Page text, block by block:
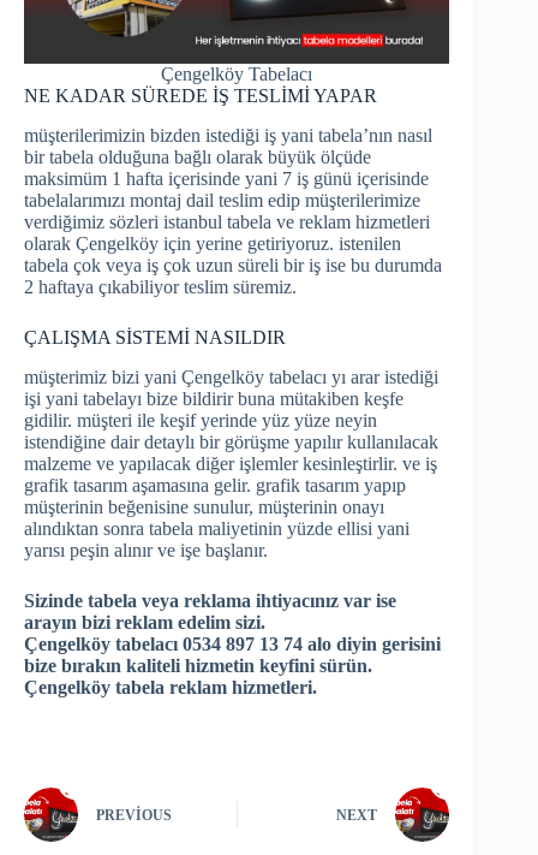
Çengelköy Tabelacı
NE KADAR SÜREDE İŞ TESLİMİ YAPAR
müşterilerimizin bizden istediği iş yani tabela’nın nasıl
bir tabela olduğuna bağlı olarak büyük ölçüde
maksimüm 1 hafta içerisinde yani 7 iş günü içerisinde
tabelalarımızı montaj dail teslim edip müşterilerimize
verdiğimiz sözleri istanbul tabela ve reklam hizmetleri
olarak Çengelköy için yerine getiriyoruz. istenilen
tabela çok veya iş çok uzun süreli bir iş ise bu durumda
2 haftaya çıkabiliyor teslim süremiz.
ÇALIŞMA SİSTEMİ NASILDIR
müşterimiz bizi yani Çengelköy tabelacı yı arar istediği
işi yani tabelayı bize bildirir buna mütakiben keşfe
gidilir. müşteri ile keşif yerinde yüz yüze neyin
istendiğine dair detaylı bir görüşme yapılır kullanılacak
malzeme ve yapılacak diğer işlemler kesinleştirlir. ve iş
grafik tasarım aşamasına gelir. grafik tasarım yapıp
müşterinin beğenisine sunulur, müşterinin onayı
alındıktan sonra tabela maliyetinin yüzde ellisi yani
yarısı peşin alınır ve işe başlanır.
Sizinde tabela veya reklama ihtiyacınız var ise
arayın bizi reklam edelim sizi.
Çengelköy tabelacı 0534 897 13 74 alo diyin gerisini
bize bırakın kaliteli hizmetin keyfini sürün.
Çengelköy tabela reklam hizmetleri.
PREVIOUS NEXT